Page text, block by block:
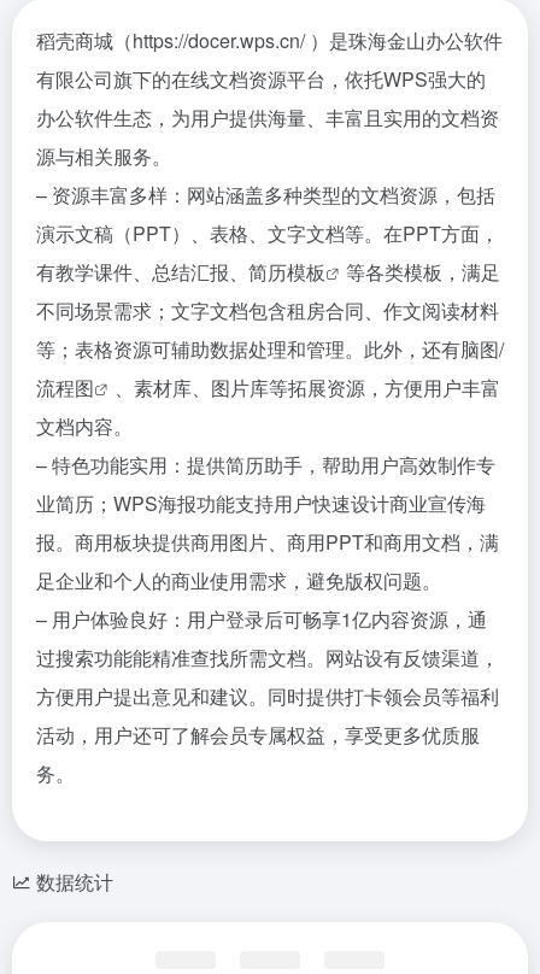
稻壳商城（https://docer.wps.cn/ ）是珠海金山办公软件
有限公司旗下的在线文档资源平台，依托WPS强大的
办公软件生态，为用户提供海量、丰富且实用的文档资
源与相关服务。
– 资源丰富多样：网站涵盖多种类型的文档资源，包括
演示文稿（PPT）、表格、文字文档等。在PPT方面，
有教学课件、总结汇报、 简历模板
等各类模板，满足
不同场景需求；文字文档包含租房合同、作文阅读材料
等；表格资源可辅助数据处理和管理。此外，还有脑图/
流程图
、素材库、图片库等拓展资源，方便用户丰富
文档内容。
– 特色功能实用：提供简历助手，帮助用户高效制作专
业简历；WPS海报功能支持用户快速设计商业宣传海
报。商用板块提供商用图片、商用PPT和商用文档，满
足企业和个人的商业使用需求，避免版权问题。
– 用户体验良好：用户登录后可畅享1亿内容资源，通
过搜索功能能精准查找所需文档。网站设有反馈渠道，
方便用户提出意见和建议。同时提供打卡领会员等福利
活动，用户还可了解会员专属权益，享受更多优质服
务。
数据统计